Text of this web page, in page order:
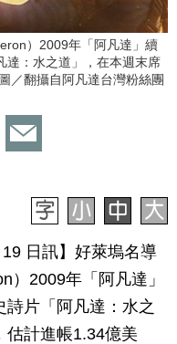
）2009年「阿凡達」續
達：水之道」，在本週末席
／翻攝自阿凡達台灣粉絲團
日訊】好萊塢名導
）2009年「阿凡達」
片「阿凡達：水之
估計進帳1.34億美